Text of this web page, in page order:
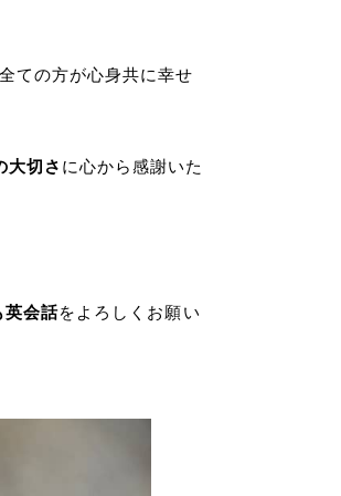
ての方が心身共に幸せ
大切さ に心から感謝いた
会話をよろしくお願い